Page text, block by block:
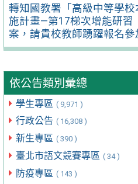
轉知國教署「高級中等學
施計畫—第17梯次增能研習
案，請貴校教師踴躍報名參
依公告類別彙總
學生專區 ( 9,971 )
行政公告 ( 16,308 )
新生專區 ( 390 )
臺北市語文競賽專區 ( 34 )
防疫專區 ( 143 )